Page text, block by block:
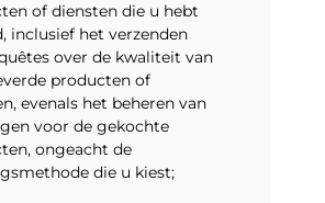
of diensten die u hebt
inclusief het verzenden
over de kwaliteit van
producten of
evenals het beheren van
voor de gekochte
ongeacht de
die u kiest;